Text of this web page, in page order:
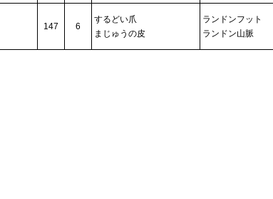
147 6
するどい爪
まじゅうの皮
ランドンフット
ランドン山脈